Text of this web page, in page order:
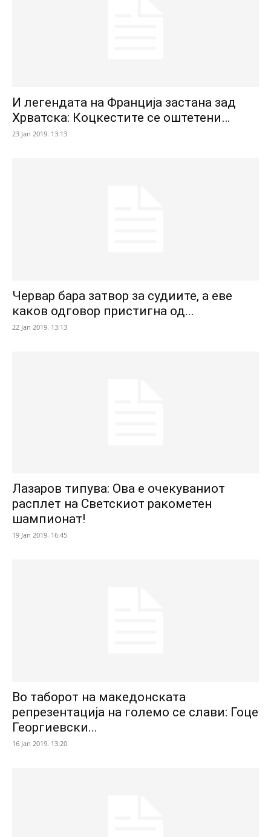
И легендата на Франција застана зад
Хрватска: Коцкестите се оштетени…
23 Jan 2019. 13:13
Червар бара затвор за судиите, а еве
каков одговор пристигна од...
22 Jan 2019. 13:13
Лазаров типува: Ова е очекуваниот
расплет на Светскиот ракометен
шампионат!
19 Jan 2019. 16:45
Во таборот на македонската
репрезентација на големо се слави: Гоце
Георгиевски...
16 Jan 2019. 13:20